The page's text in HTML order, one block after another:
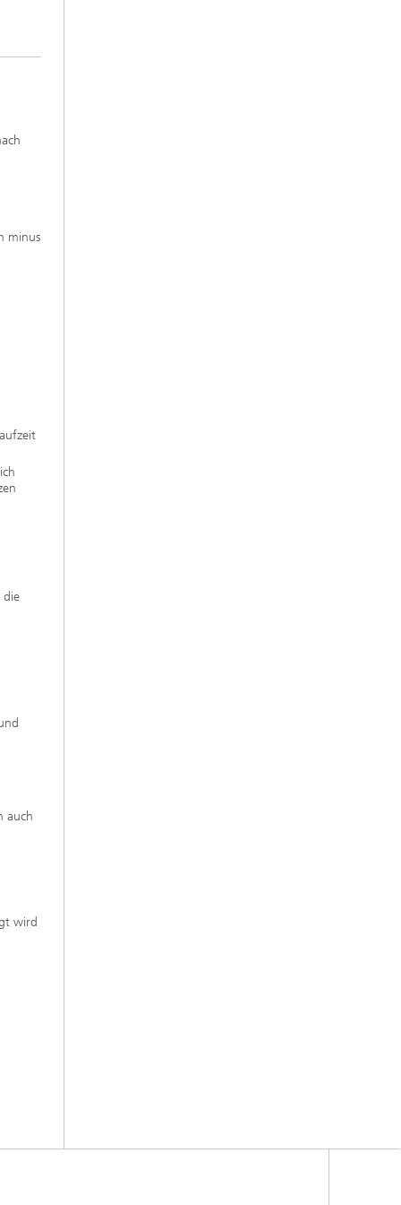
minus
die
auch
wird